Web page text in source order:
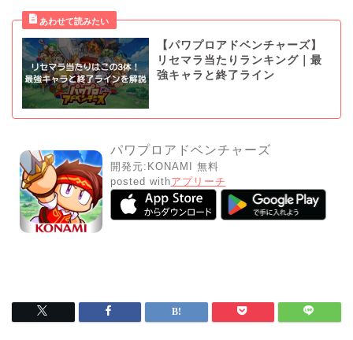
【パワプロアドベンチャーズ】
リセマラ当たりランキング｜最
強キャラと終了ライン
パワプロアドベンチャーズ
開発元: KONAMI
無料
posted withアプリーチ